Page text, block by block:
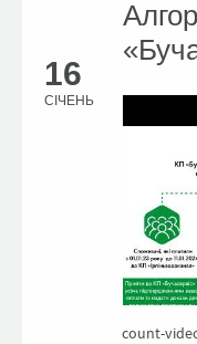
16
СІЧЕНЬ
count-